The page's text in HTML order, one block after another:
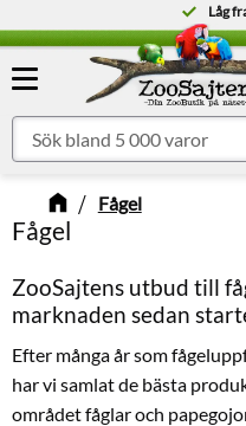
Meny
Låg
Fågel
Fågel
ZooSajtens utbud till
marknaden sedan
Efter många år som
har vi samlat de bästa
området fåglar och